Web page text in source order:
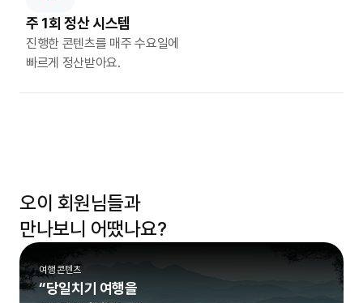
주 1회 정산 시스템
진행한 콘텐츠를 매주 수요일에
빠르게 정산받아요.
오이 회원님들과
만나보니 어땠나요?
여행 콘텐츠
“당일치기 여행을